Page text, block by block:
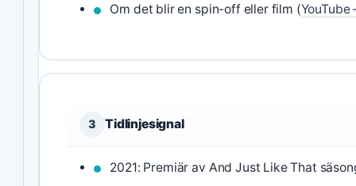
Om det blir en spin-off eller film (
3 Tidlinjesignal
2021: Premiär av And Just Like That